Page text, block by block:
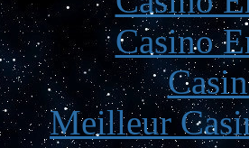
Casino
Meilleur